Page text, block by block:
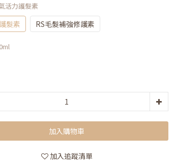
活力護髮素
髮素 RS毛髮補強修護素
加入購物車
加入追蹤清單